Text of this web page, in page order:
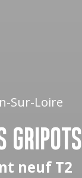
Sur-Loire
GRIPOTS
neuf T2